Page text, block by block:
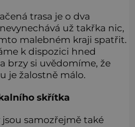
trasa je o dva
už takřka nic,
malebném kraji spatřit.
k dispozici hned
brzy si uvědomíme, že
je žalostně málo.
skřítka
jsou samozřejmě také